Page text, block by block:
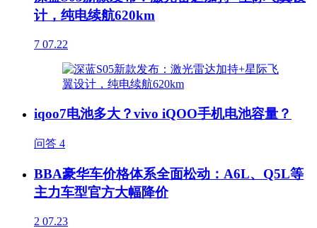
计，纯电续航620km
7 07.22
iqoo7电池多大？vivo iQOO手机电池容量？
问答 4
BBA豪华车价格体系全面松动：A6L、Q5L等
主力车型官方大幅降价
2 07.23